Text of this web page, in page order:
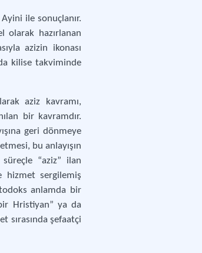
ile sonuçlanır.
olarak hazırlanan
azizin ikonası
kilise takviminde
aziz kavramı,
bir kavramdır.
geri dönmeye
bu anlayışın
“aziz” ilan
hizmet sergilemiş
anlamda bir
Hristiyan” ya da
sırasında şefaatçi